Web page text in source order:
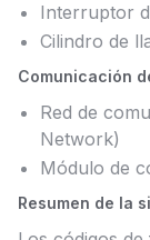
Interruptor
Cilindro de
Comunicación
Red de
Network)
Módulo de
Resumen de la